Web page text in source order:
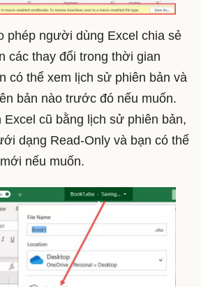
phép người dùng Excel chia sẻ
các thay đổi trong thời gian
có thể xem lịch sử phiên bản và
bản nào trước đó nếu muốn.
cũ bằng lịch sử phiên bản,
dạng Read-Only và bạn có thể
nếu muốn.